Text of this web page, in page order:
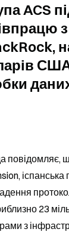
ACS
повідомляє,
іспанська
23
з